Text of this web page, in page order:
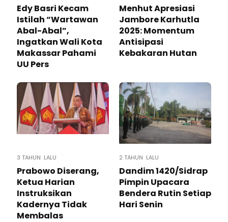
Edy Basri Kecam
Istilah “Wartawan
Abal-Abal”,
Ingatkan Wali Kota
Makassar Pahami
UU Pers
Menhut Apresiasi
Jambore Karhutla
2025: Momentum
Antisipasi
Kebakaran Hutan
3 TAHUN LALU
Prabowo Diserang,
Ketua Harian
Instruksikan
Kadernya Tidak
Membalas
2 TAHUN LALU
Dandim 1420/Sidrap
Pimpin Upacara
Bendera Rutin Setiap
Hari Senin